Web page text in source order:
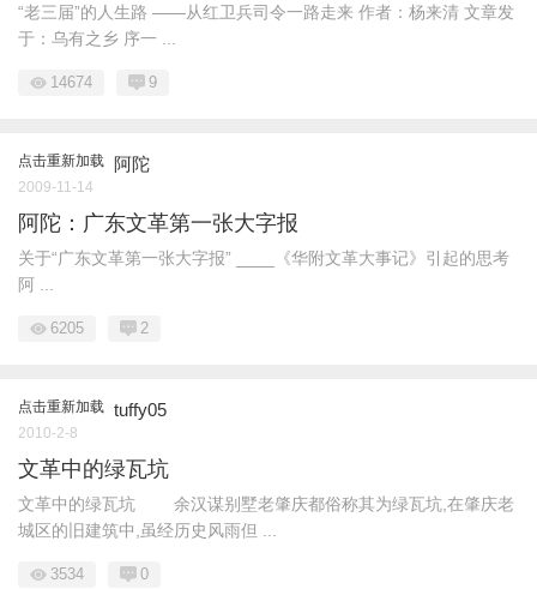
“老三届”的人生路 ——从红卫兵司令一路走来 作者：杨来清 文章发
于：乌有之乡 序一 ...
14674 9
点击重新加载 阿陀
2009-11-14
阿陀：广东文革第一张大字报
关于“广东文革第一张大字报” ____《华附文革大事记》引起的思考
阿 ...
6205 2
点击重新加载 tuffy05
2010-2-8
文革中的绿瓦坑
文革中的绿瓦坑 余汉谋别墅老肇庆都俗称其为绿瓦坑,在肇庆老
城区的旧建筑中,虽经历史风雨但 ...
3534 0